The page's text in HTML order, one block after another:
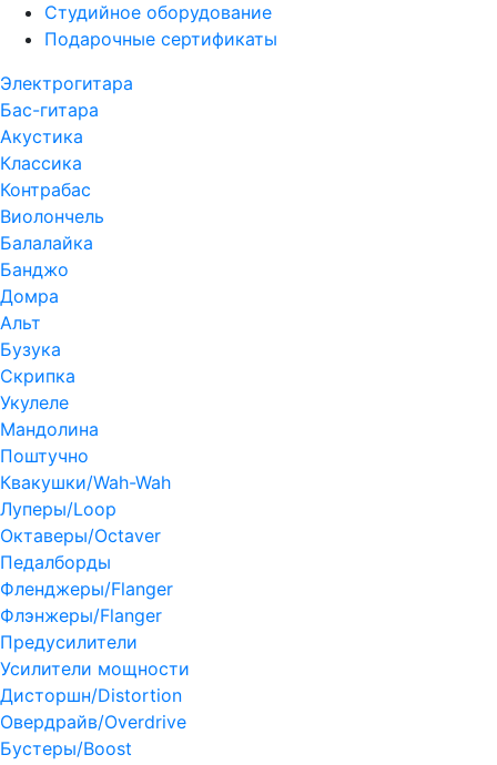
Студийное оборудование
Подарочные сертификаты
Электрогитара
Бас-гитара
Акустика
Классика
Контрабас
Виолончель
Балалайка
Банджо
Домра
Альт
Бузука
Скрипка
Укулеле
Мандолина
Поштучно
Квакушки/Wah-Wah
Луперы/Loop
Октаверы/Octaver
Педалборды
Фленджеры/Flanger
Флэнжеры/Flanger
Предусилители
Усилители мощности
Дисторшн/Distortion
Овердрайв/Overdrive
Бустеры/Boost